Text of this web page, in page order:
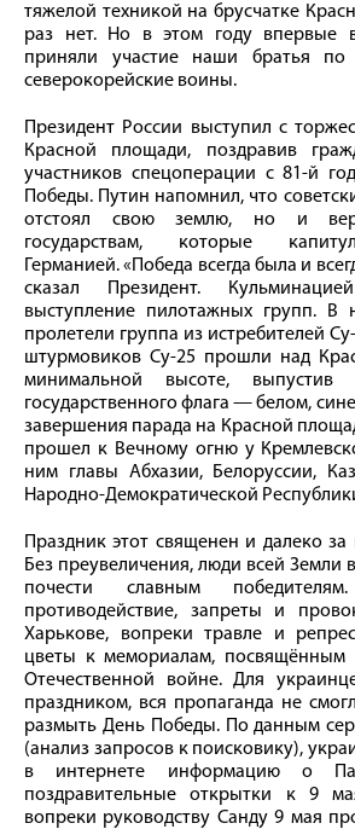
тяжелой техникой на брусчатке
раз нет. Но в этом году впервые
приняли участие наши братья
северокорейские воины.
Президент России выступил с
Красной площади, поздравив
участников спецоперации с 81-й
Победы. Путин напомнил, что
отстоял свою землю, но и
государствам, которые
Германией. «Победа всегда была и
сказал Президент.
выступление пилотажных групп. В
пролетели группа из истребителей
штурмовиков Су-25 прошли над
минимальной высоте,
государственного флага — белом,
завершения парада на Красной
прошел к Вечному огню у
ним главы Абхазии, Белоруссии,
Народно-Демократической
Праздник этот священен и далеко
Без преувеличения, люди всей Земли
почести славным
противодействие, запреты и
Харькове, вопреки травле и
цветы к мемориалам, посвящённым
Отечественной войне. Для
праздником, вся пропаганда не
размыть День Победы. По данным
(анализ запросов к поисковику),
в интернете информацию о
поздравительные открытки к 9
вопреки руководству Санду 9 мая